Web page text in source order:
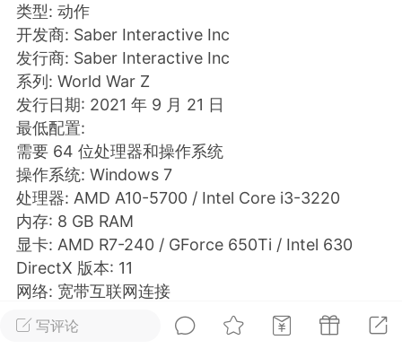
实时动态
Lv.8 极品会员 靓号
黑凤梨
电脑端 外挂制作
该内容只允许登录的用户查看
写评论
类型: 动作
开发商: Saber Interactive Inc
发行商: Saber Interactive Inc
系列: World War Z
发行日期: 2021 年 9 月 21 日
最低配置:
需要 64 位处理器和操作系统
操作系统: Windows 7
处理器: AMD A10-5700 / Intel Core i3-3220
内存: 8 GB RAM
显卡: AMD R7-240 / GForce 650Ti / Intel 630
DirectX 版本: 11
网络: 宽带互联网连接
存储空间: 需要 50 GB 可用空间
声卡: Yes